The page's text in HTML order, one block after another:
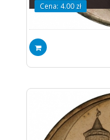
Cena: 4.00 zł